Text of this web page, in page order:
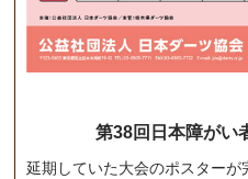
第38回日本障がい
延期していた大会のポスターが